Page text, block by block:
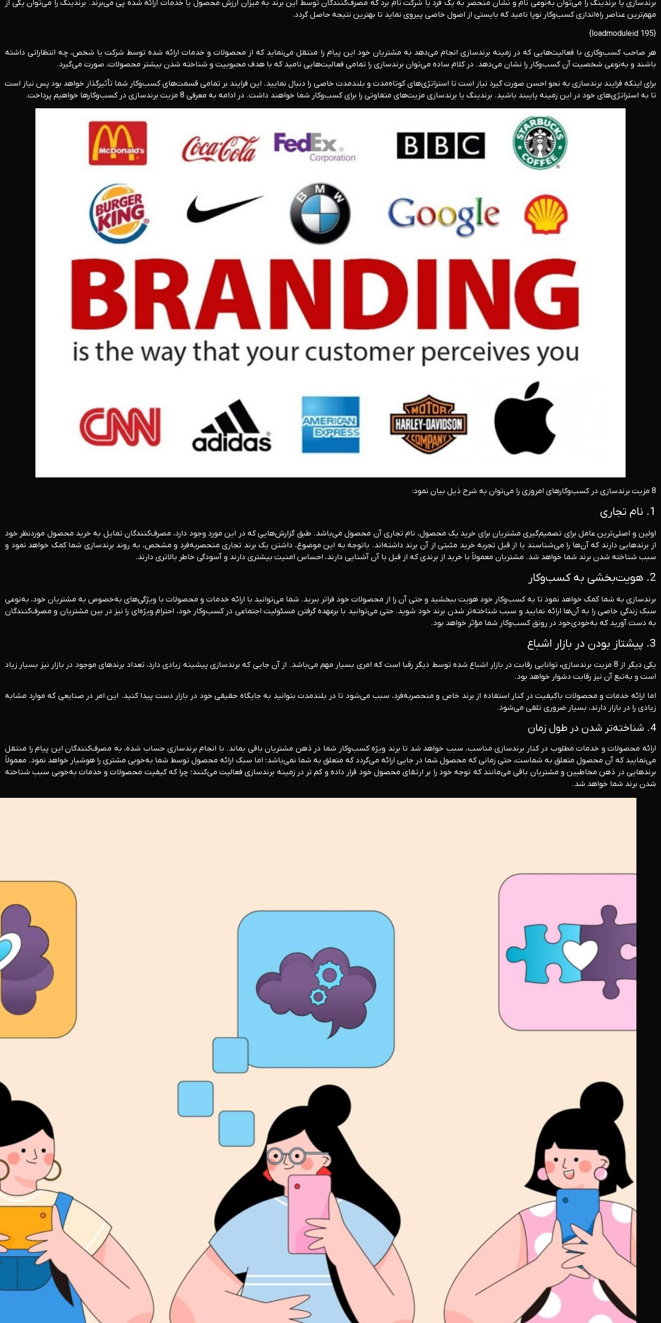
برندسازی یا برندینگ را می‌توان به‌نوعی نام و نشان منحصر به یک فرد یا شرکت نام برد که مصرف‌کنندگان توسط این برند به میزان ارزش محصول یا خدمات ارائه شده پی می‌برند. برندینگ را می‌توان یکی از
مهم‌ترین عناصر راه‌اندازی کسب‌وکار نوپا نامید که بایستی از اصول خاصی پیروی نماید تا بهترین نتیجه حاصل گردد.
{loadmoduleid 195}
هر صاحب کسب‌وکاری با فعالیت‌هایی که در زمینه برندسازی انجام می‌دهد به مشتریان خود این پیام را منتقل می‌نماید که از محصولات و خدمات ارائه شده توسط شرکت یا شخص، چه انتظاراتی داشته
باشند و به‌نوعی شخصیت آن کسب‌وکار را نشان می‌دهد. در کلام ساده می‌توان برندسازی را تمامی فعالیت‌هایی نامید که با هدف محبوبیت و شناخته شدن بیشتر محصولات، صورت می‌گیرد.
برای اینکه فرایند برندسازی به نحو احسن صورت گیرد نیاز است تا استراتژی‌های کوتاه‌مدت و بلندمدت خاصی را دنبال نمایید. این فرایند بر تمامی قسمت‌های کسب‌وکار شما تأثیرگذار خواهد بود پس نیاز است
تا به استراتژی‌های خود در این زمینه پایبند باشید. برندینگ یا برندسازی مزیت‌های متفاوتی را برای کسب‌وکار شما خواهند داشت. در ادامه به معرفی 8 مزیت برندسازی در کسب‌وکارها خواهیم پرداخت.
8 مزیت برندسازی در کسب‌وکارهای امروزی را می‌توان به شرح ذیل بیان نمود:
1. نام تجاری
اولین و اصلی‌ترین عامل برای تصمیم‌گیری مشتریان برای خرید یک محصول، نام تجاری آن محصول می‌باشد. طبق گزارش‌هایی که در این مورد وجود دارد، مصرف‌کنندگان تمایل به خرید محصول موردنظر خود
از برندهایی دارند که آن‌ها را می‌شناسند یا از قبل تجربه خرید مثبتی از آن برند داشته‌اند. باتوجه‌ به این موضوع، داشتن یک برند تجاری منحصربه‌فرد و مشخص، به روند برندسازی شما کمک خواهد نمود و
سبب شناخته شدن برند شما خواهد شد. مشتریان معمولاً با خرید از برندی که از قبل با آن آشنایی دارند، احساس امنیت بیشتری دارند و آسودگی خاطر بالاتری دارند.
2. هویت‌بخشی به کسب‌وکار
برندسازی به شما کمک خواهد نمود تا به کسب‌وکار خود هویت ببخشید و حتی آن را از محصولات خود فراتر ببرید. شما می‌توانید با ارائه خدمات و محصولات با ویژگی‌های به‌خصوص به مشتریان خود، به‌نوعی
سبک زندگی خاصی را به آن‌ها ارائه نمایید و سبب شناخته‌تر شدن برند خود شوید. حتی می‌توانید با برعهده گرفتن مسئولیت اجتماعی در کسب‌وکار خود، احترام ویژه‌ای را نیز در بین مشتریان و مصرف‌کنندگان
به دست آورید که به‌خودی‌خود در رونق کسب‌وکار شما مؤثر خواهد بود.
3. پیشتاز بودن در بازار اشباع
یکی دیگر از 8 مزیت برندسازی ، توانایی رقابت در بازار اشباع شده توسط دیگر رقبا است که امری بسیار مهم می‌باشد. از آن جایی که برندسازی پیشینه زیادی دارد، تعداد برندهای موجود در بازار نیز بسیار زیاد
است و به‌تبع آن نیز رقابت دشوار خواهد بود.
اما ارائه خدمات و محصولات باکیفیت در کنار استفاده از برند خاص و منحصربه‌فرد، سبب می‌شود تا در بلندمدت بتوانید به جایگاه حقیقی خود در بازار دست پیدا کنید. این امر در صنایعی که موارد مشابه
زیادی را در بازار دارند، بسیار ضروری تلقی می‌شود.
4. شناخته‌تر شدن در طول زمان
ارائه محصولات و خدمات مطلوب در کنار برندسازی مناسب، سبب خواهد شد تا برند ویژه کسب‌وکار شما در ذهن مشتریان باقی بماند. با انجام برندسازی حساب شده، به مصرف‌کنندگان این پیام را منتقل
می‌نمایید که آن محصول متعلق به شماست، حتی زمانی که محصول شما در جایی ارائه می‌گردد که متعلق به شما نمی‌باشد؛ اما سبک ارائه محصول توسط شما به‌خوبی مشتری را هوشیار خواهد نمود. معمولاً
برندهایی در ذهن مخاطبین و مشتریان باقی می‌مانند که توجه خود را بر ارتقای محصول خود قرار داده و کم تر در زمینه برندسازی فعالیت می‌کنند؛ چرا که کیفیت محصولات و خدمات به‌خوبی سبب شناخته
شدن برند شما خواهد شد.